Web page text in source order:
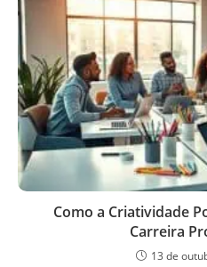
Como a Criatividade
Carreira
13 de